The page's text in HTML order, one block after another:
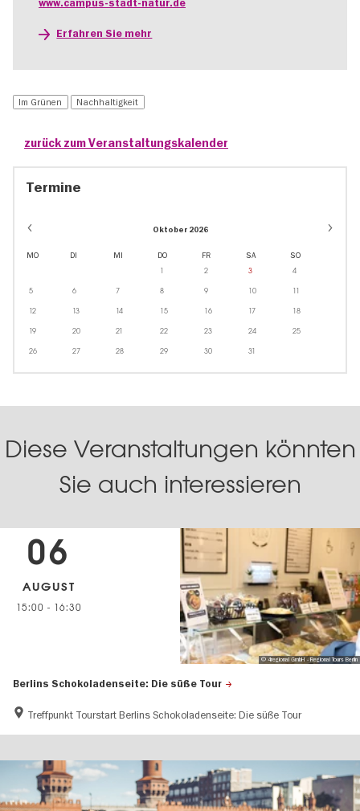
www.campus-stadt-natur.de
Erfahren Sie mehr
Im Grünen Nachhaltigkeit
zurück zum Veranstaltungskalender
Termine
Oktober 2026
MO DI MI DO FR SA SO
1 2 3 4
5 6 7 8 9 10 11
12 13 14 15 16 17 18
19 20 21 22 23 24 25
26 27 28 29 30 31
Diese Veranstaltungen könnten
Sie auch interessieren
Berlins Schokoladenseite: Die süße Tour
Treffpunkt Tourstart Berlins Schokoladenseite: Die süße Tour
06
AUGUST
15:00 - 16:30
© 4regional GmbH - Regional Tours Berlin